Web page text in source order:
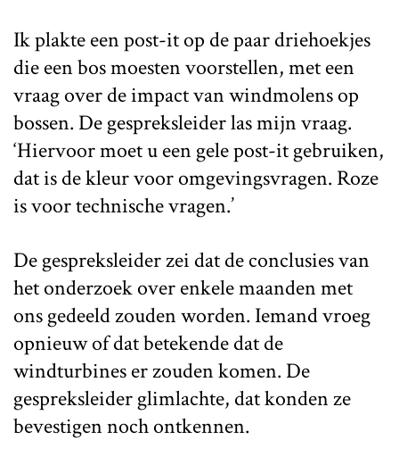
Ik plakte een post-it op de paar driehoekjes
die een bos moesten voorstellen, met een
vraag over de impact van windmolens op
bossen. De gespreksleider las mijn vraag.
‘Hiervoor moet u een gele post-it gebruiken,
dat is de kleur voor omgevingsvragen. Roze
is voor technische vragen.’
De gespreksleider zei dat de conclusies van
het onderzoek over enkele maanden met
ons gedeeld zouden worden. Iemand vroeg
opnieuw of dat betekende dat de
windturbines er zouden komen. De
gespreksleider glimlachte, dat konden ze
bevestigen noch ontkennen.